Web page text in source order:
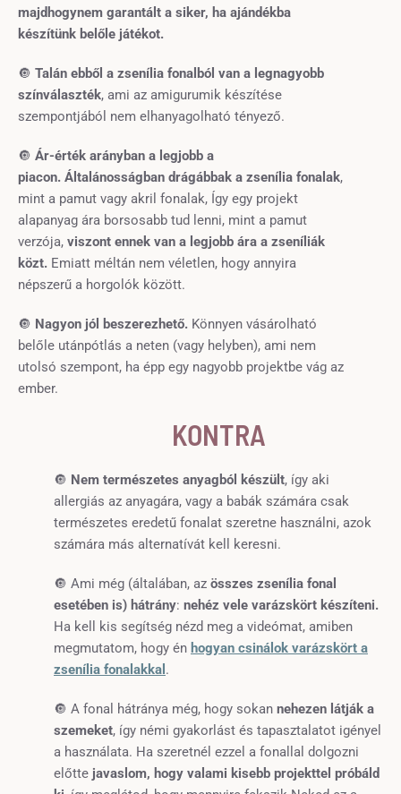
majdhogynem garantált a siker, ha ajándékba
készítünk belőle játékot.
🔘 Talán ebből a zsenília fonalból van a legnagyobb
színválaszték, ami az amigurumik készítése
szempontjából nem elhanyagolható tényező.
🔘 Ár-érték arányban a legjobb a
piacon. Általánosságban drágábbak a zsenília fonalak,
mint a pamut vagy akril fonalak, Így egy projekt
alapanyag ára borsosabb tud lenni, mint a pamut
verzója, viszont ennek van a legjobb ára a zseníliák
közt. Emiatt méltán nem véletlen, hogy annyira
népszerű a horgolók között.
🔘 Nagyon jól beszerezhető. Könnyen vásárolható
belőle utánpótlás a neten (vagy helyben), ami nem
utolsó szempont, ha épp egy nagyobb projektbe vág az
ember.
KONTRA
🔘 Nem természetes anyagból készült, így aki
allergiás az anyagára, vagy a babák számára csak
természetes eredetű fonalat szeretne használni, azok
számára más alternatívát kell keresni.
🔘 Ami még (általában, az összes zsenília fonal
esetében is) hátrány: nehéz vele varázskört készíteni.
Ha kell kis segítség nézd meg a videómat, amiben
megmutatom, hogy én hogyan csinálok varázskört a
zsenília fonalakkal .
🔘 A fonal hátránya még, hogy sokan nehezen látják a
szemeket, így némi gyakorlást és tapasztalatot igényel
a használata. Ha szeretnél ezzel a fonallal dolgozni
előtte javaslom, hogy valami kisebb projekttel próbáld